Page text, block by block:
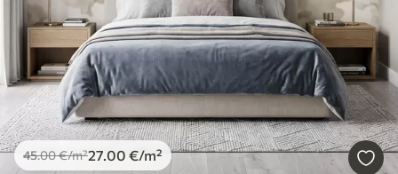
45.00€/m²27.00 €/m²